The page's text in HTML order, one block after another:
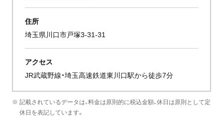
住所
埼玉県川口市戸塚3-31-31
アクセス
JR武蔵野線・埼玉高速鉄道東川口駅から徒歩7分
※ 記載されているデータは、料金は原則的に税込金額、休日は原則として定
休日を表記しています。